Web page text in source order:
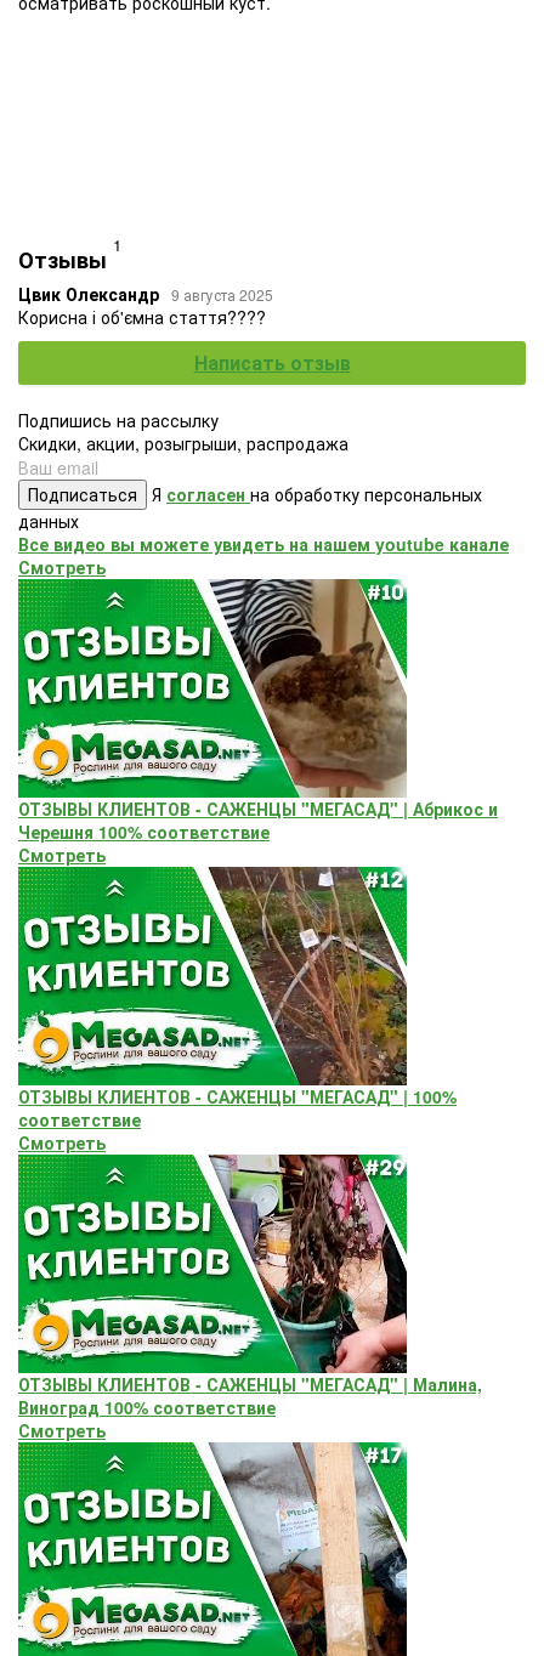
Отзывы 1
Цвик Олександр 9 августа 2025
Корисна і об'ємна стаття????
Написать отзыв
Подпишись на рассылку
Скидки, акции, розыгрыши, распродажа
Подписаться Я согласен на обработку персональных
данных
Все видео вы можете увидеть на нашем youtube канале
Смотреть
ОТЗЫВЫ КЛИЕНТОВ - САЖЕНЦЫ "МЕГАСАД" | Абрикос и
Черешня 100% соответствие
Смотреть
ОТЗЫВЫ КЛИЕНТОВ - САЖЕНЦЫ "МЕГАСАД" | 100%
соответствие
Смотреть
ОТЗЫВЫ КЛИЕНТОВ - САЖЕНЦЫ "МЕГАСАД" | Малина,
Виноград 100% соответствие
Смотреть